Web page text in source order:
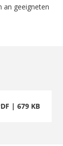
an geeigneten
| 679 KB